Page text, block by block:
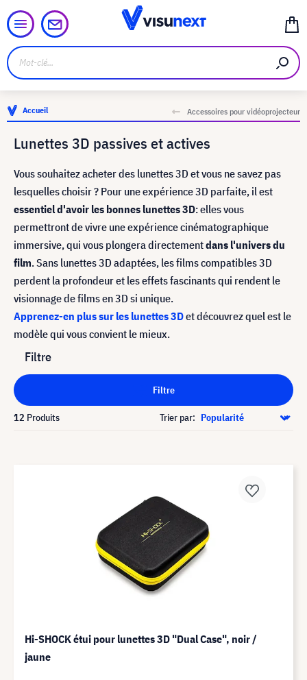
Accueil Accessoires pour vidéoprojecteur
Lunettes 3D passives et actives
Vous souhaitez acheter des lunettes 3D et vous ne savez pas
lesquelles choisir ? Pour une expérience 3D parfaite, il est
essentiel d'avoir les bonnes lunettes 3D: elles vous
permettront de vivre une expérience cinématographique
immersive, qui vous plongera directementdans l'univers du
film. Sans lunettes 3D adaptées, les films compatibles 3D
perdent la profondeur et les effets fascinants qui rendent le
visionnage de films en 3D si unique.
Apprenez-en plus sur les lunettes 3Det découvrez quel est le
modèle qui vous convient le mieux.
Filtre
Filtre
12 Produits Trier par:
Hi-SHOCK étui pour lunettes 3D "Dual Case", noir /
jaune